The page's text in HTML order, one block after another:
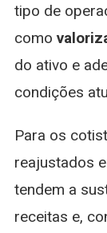
tipo de
como
do ativo e
condições
Para os
reajustados
tendem a
receitas e,